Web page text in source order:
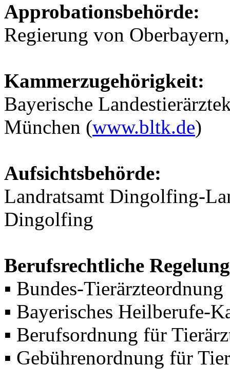
Approbationsbehörde:
Regierung von
Kammerzugehörigkeit:
Bayerische
München (www.bltk.de)
Aufsichtsbehörde:
Landratsamt Dingolfing-
Dingolfing
Berufsrechtliche
▪ Bundes-Tierärzteordnung
▪ Bayerisches Heilberufe-
▪ Berufsordnung für
▪ Gebührenordnung für